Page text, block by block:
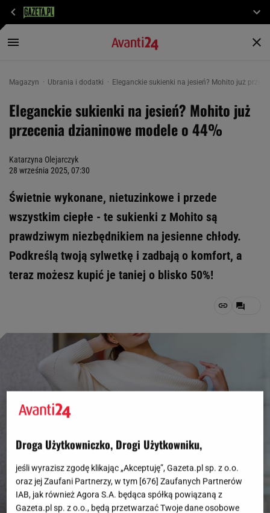
Magazyn Ubrania i dodatki Eleganckie sukienki na jesień? Mohito już
Eleganckie sukienki na jesień? Mohito już
przecenia dzianinowe modele o 44%
Katarzyna Olejarczyk
28 września 2025, 07:30
Świetnie wykonane, nietuzinkowe i przede
wszystkim ciepłe - te sukienki z Mohito są
prawdziwym niezbędnikiem na jesienne chłody.
Podkreślą twoją sylwetkę i zadbają o komfort, a
teraz możesz kupić je taniej o blisko 50%!
Droga Użytkowniczko, Drogi Użytkowniku,
jeśli wyrazisz zgodę klikając „Akceptuję”, Gazeta.pl sp. z o.o.
oraz jej Zaufani Partnerzy, w tym [676] Zaufanych Partnerów
IAB, jak również Agora S.A. będąca spółką powiązaną z
Gazeta.pl sp. z o.o., będą przetwarzać Twoje dane osobowe